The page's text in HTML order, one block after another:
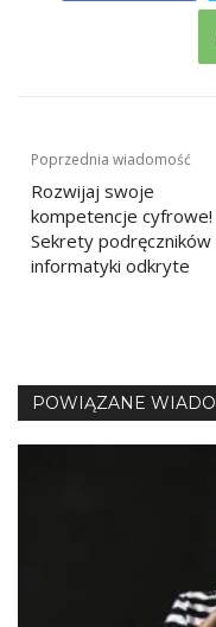
Nawigacja
wpisu
Poprzednia wiadomość
Rozwijaj swoje
kompetencje cyfrowe!
Sekrety podręczników
informatyki odkryte
POWIĄZANE